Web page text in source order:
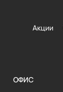
Акции
ОФИС